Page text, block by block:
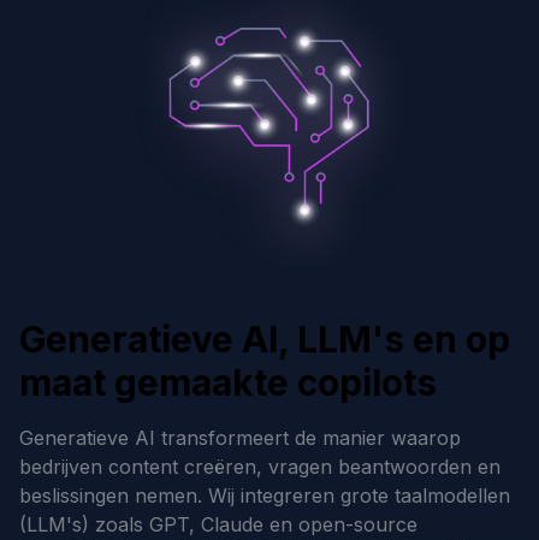
Generatieve AI, LLM's en op
maat gemaakte copilots
Generatieve AI transformeert de manier waarop
bedrijven content creëren, vragen beantwoorden en
beslissingen nemen. Wij integreren grote taalmodellen
(LLM's) zoals GPT, Claude en open-source